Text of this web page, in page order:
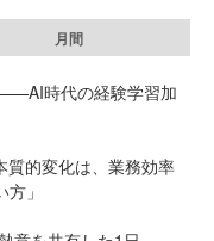
月間
時代の経験学習加
質的変化は、業務効率
」